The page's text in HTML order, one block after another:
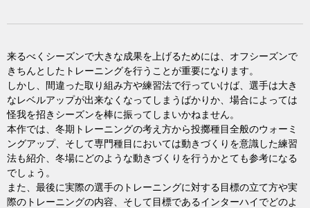
来るべくシーズンで大きな成果を上げるためには、オフシーズンで
きちんとしたトレーニングを行うことが重要になります。
しかし、間違った取り組み方や練習法で行っていけば、選手は大き
なレベルアップが出来なくなってしまうばかりか、場合によっては
怪我を招きシーズンを棒に振ってしまいかねません。
本作では、冬期トレーニングの考え方から投擲種目全般のウォーミ
ングアップ、そして専門種目においては動きづくりを意識した練習
法も紹介、冬場にどのような動きづくりを行うかとても参考になる
でしょう。
また、最後に実際の選手のトレーニングに対する目標の立て方や実
際のトレーニングの内容、そして目標であるインターハイでどのよ